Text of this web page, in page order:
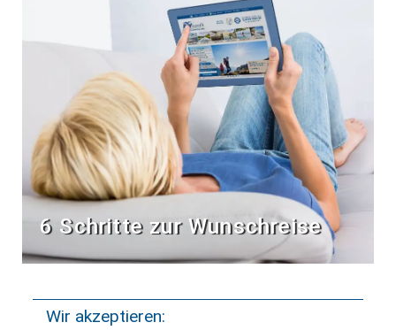
6 Schritte zur Wunschreise
Wir akzeptieren: